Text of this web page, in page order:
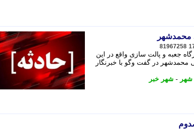
محمدشهر
81967258
جعبه و پالت سازی واقع در این
محمدشهر در گفت وگو با خبرنگار
شهر - شهر خبر